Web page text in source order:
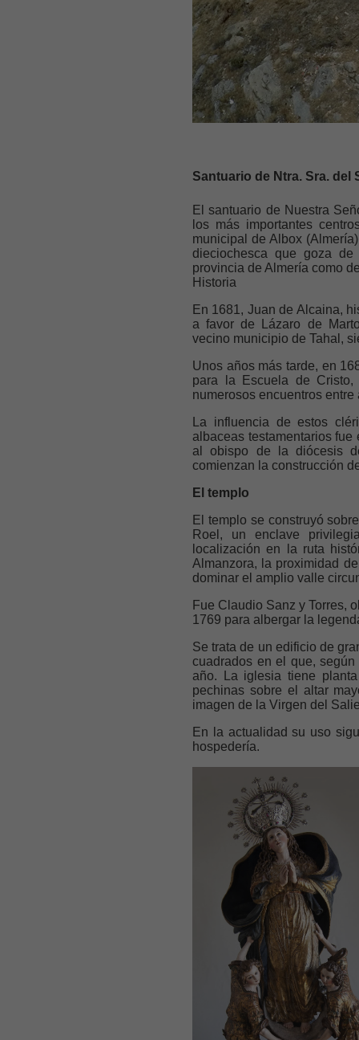
Santuario de Ntra. Sra. del
El santuario de Nuestra
los más importantes
municipal de Albox
dieciochesca que goza
provincia de Almería como
Historia
En 1681, Juan de Alcaina,
a favor de Lázaro de
vecino municipio de Tahal,
Unos años más tarde, en
para la Escuela de
numerosos encuentros entre
La influencia de estos
albaceas testamentarios
al obispo de la diócesis
comienzan la construcción
El templo
El templo se construyó
Roel, un enclave
localización en la ruta
Almanzora, la proximidad
dominar el amplio valle
Fue Claudio Sanz y Torres,
1769 para albergar la
Se trata de un edificio de
cuadrados en el que,
año. La iglesia tiene
pechinas sobre el altar
imagen de la Virgen del
En la actualidad su uso
hospedería.